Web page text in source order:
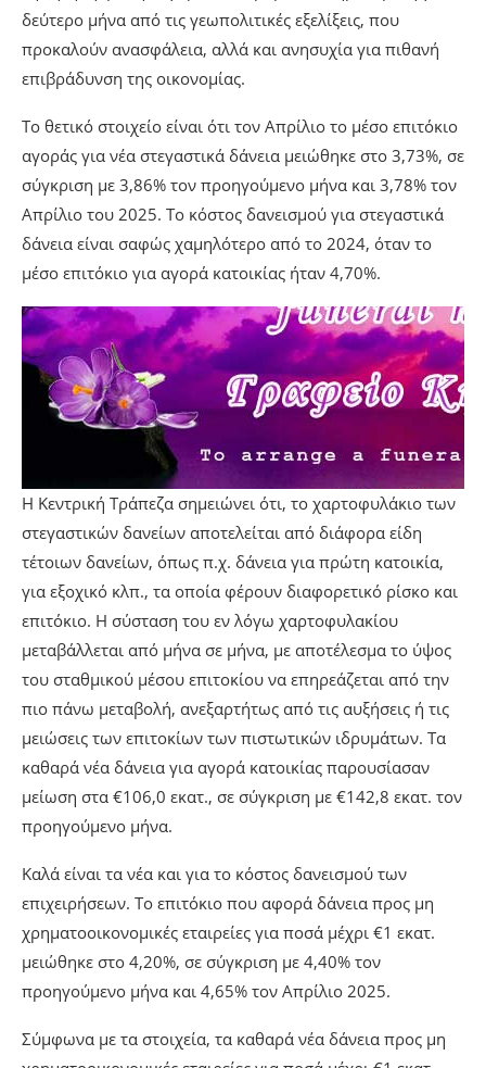
δεύτερο μήνα από τις γεωπολιτικές εξελίξεις, που
προκαλούν ανασφάλεια, αλλά και ανησυχία για πιθανή
επιβράδυνση της οικονομίας.
Το θετικό στοιχείο είναι ότι τον Απρίλιο το μέσο επιτόκιο
αγοράς για νέα στεγαστικά δάνεια μειώθηκε στο 3,73%, σε
σύγκριση με 3,86% τον προηγούμενο μήνα και 3,78% τον
Απρίλιο του 2025. Το κόστος δανεισμού για στεγαστικά
δάνεια είναι σαφώς χαμηλότερο από το 2024, όταν το
μέσο επιτόκιο για αγορά κατοικίας ήταν 4,70%.
H Kεντρική Τράπεζα σημειώνει ότι, το χαρτοφυλάκιο των
στεγαστικών δανείων αποτελείται από διάφορα είδη
τέτοιων δανείων, όπως π.χ. δάνεια για πρώτη κατοικία,
για εξοχικό κλπ., τα οποία φέρουν διαφορετικό ρίσκο και
επιτόκιο. Η σύσταση του εν λόγω χαρτοφυλακίου
μεταβάλλεται από μήνα σε μήνα, με αποτέλεσμα το ύψος
του σταθμικού μέσου επιτοκίου να επηρεάζεται από την
πιο πάνω μεταβολή, ανεξαρτήτως από τις αυξήσεις ή τις
μειώσεις των επιτοκίων των πιστωτικών ιδρυμάτων. Τα
καθαρά νέα δάνεια για αγορά κατοικίας παρουσίασαν
μείωση στα €106,0 εκατ., σε σύγκριση με €142,8 εκατ. τον
προηγούμενο μήνα.
Καλά είναι τα νέα και για το κόστος δανεισμού των
επιχειρήσεων. Το επιτόκιο που αφορά δάνεια προς μη
χρηματοοικονομικές εταιρείες για ποσά μέχρι €1 εκατ.
μειώθηκε στο 4,20%, σε σύγκριση με 4,40% τον
προηγούμενο μήνα και 4,65% τον Απρίλιο 2025.
Σύμφωνα με τα στοιχεία, τα καθαρά νέα δάνεια προς μη